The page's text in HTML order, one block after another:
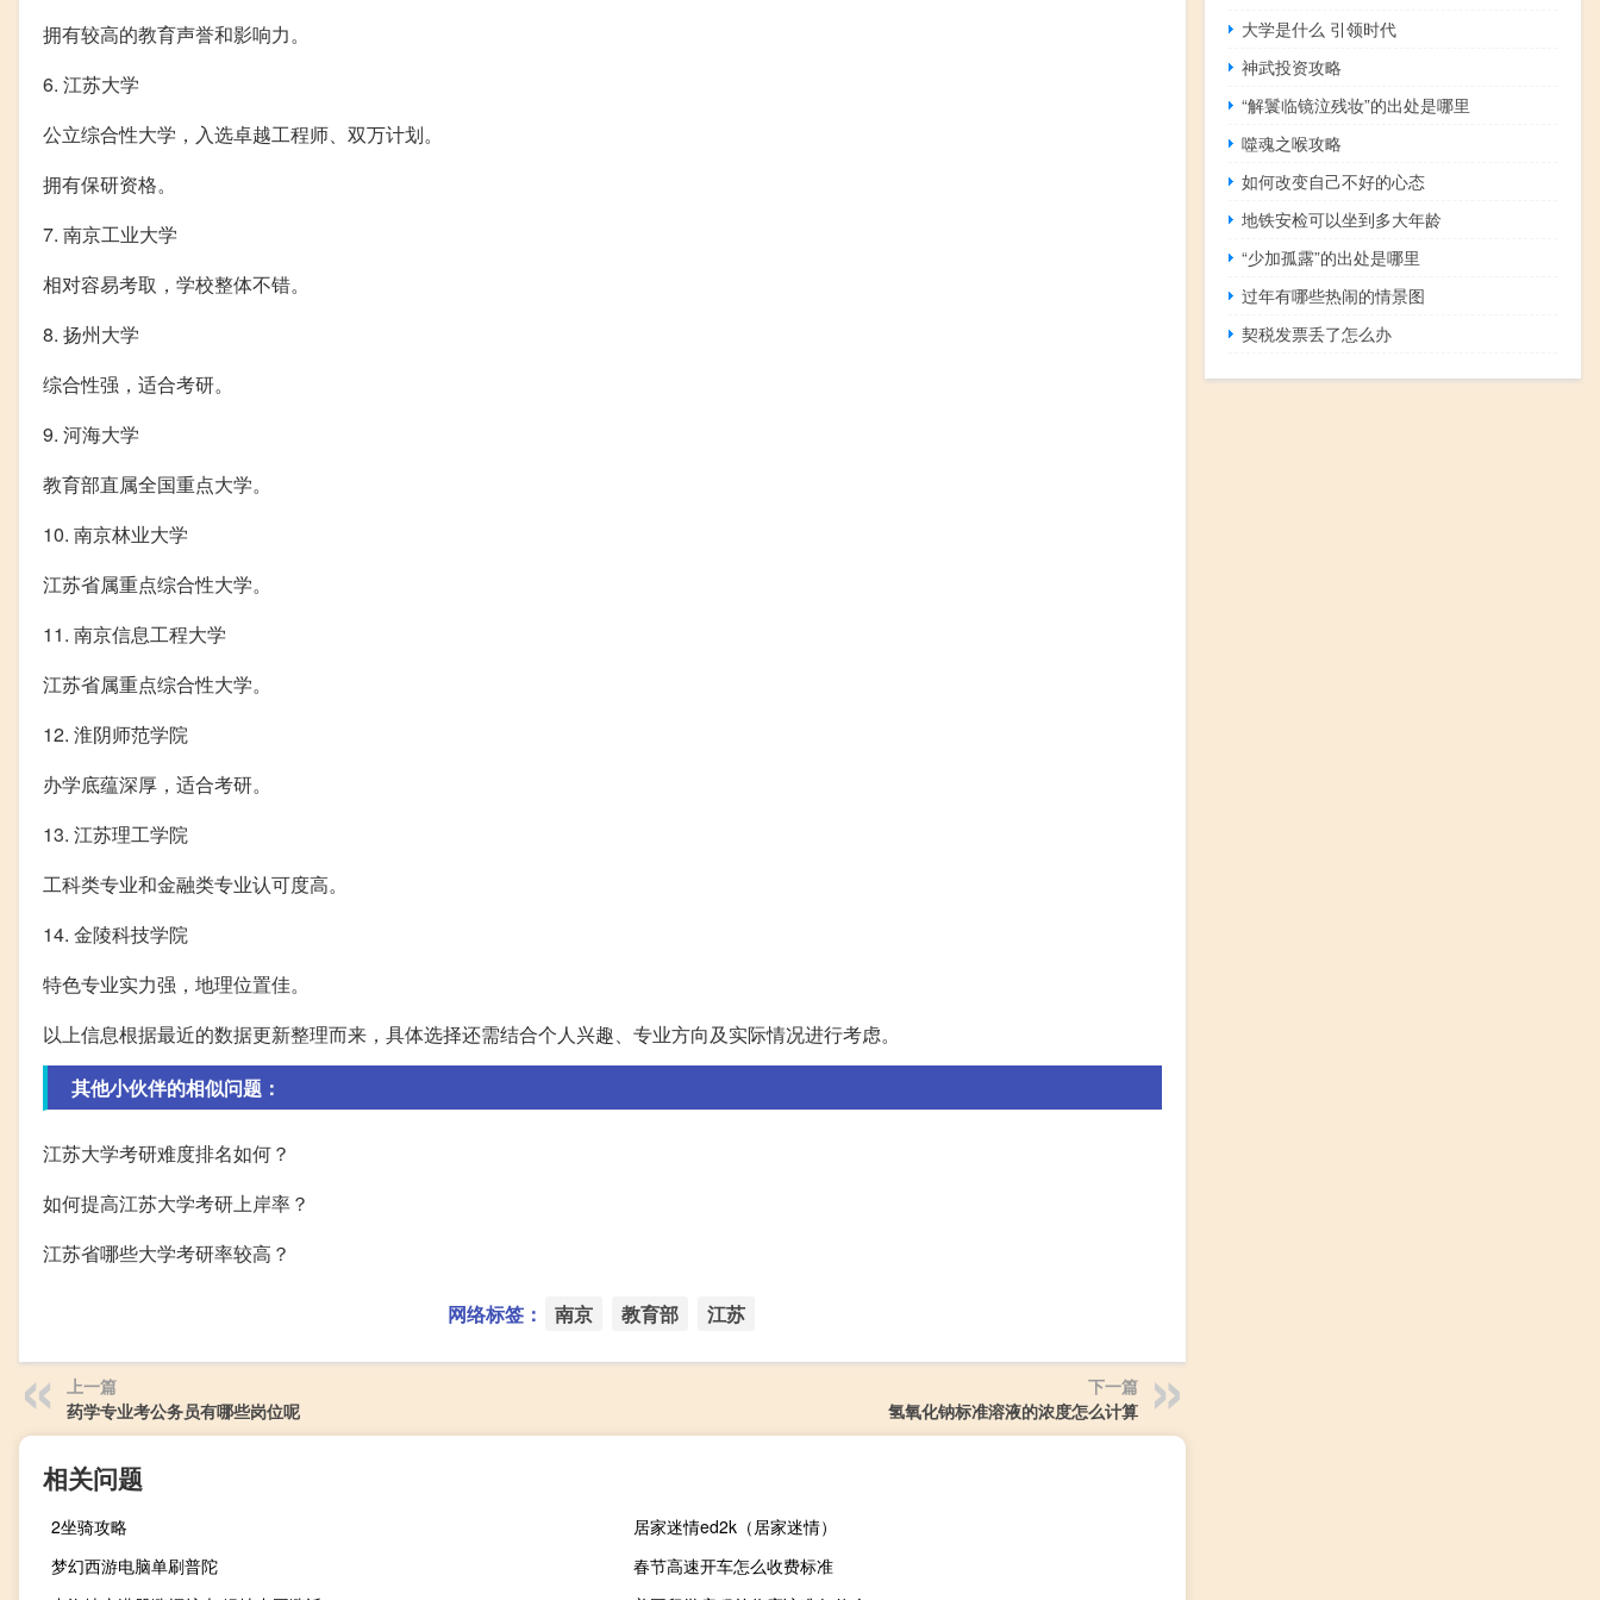
拥有较高的教育声誉和影响力。
6. 江苏大学
公立综合性大学，入选卓越工程师、双万计划。
拥有保研资格。
7. 南京工业大学
相对容易考取，学校整体不错。
8. 扬州大学
综合性强，适合考研。
9. 河海大学
教育部直属全国重点大学。
10. 南京林业大学
江苏省属重点综合性大学。
11. 南京信息工程大学
江苏省属重点综合性大学。
12. 淮阴师范学院
办学底蕴深厚，适合考研。
13. 江苏理工学院
工科类专业和金融类专业认可度高。
14. 金陵科技学院
特色专业实力强，地理位置佳。
以上信息根据最近的数据更新整理而来，具体选择还需结合个人兴趣、专业方向及实际情况进行考虑。
其他小伙伴的相似问题：
江苏大学考研难度排名如何？
如何提高江苏大学考研上岸率？
江苏省哪些大学考研率较高？
网络标签： 南京 教育部 江苏
上一篇
药学专业考公务员有哪些岗位呢
下一篇
氢氧化钠标准溶液的浓度怎么计算
相关问题
2坐骑攻略
居家迷情ed2k（居家迷情）
梦幻西游电脑单刷普陀
春节高速开车怎么收费标准
大学是什么 引领时代
神武投资攻略
“解鬟临镜泣残妆”的出处是哪里
噬魂之喉攻略
如何改变自己不好的心态
地铁安检可以坐到多大年龄
“少加孤露”的出处是哪里
过年有哪些热闹的情景图
契税发票丢了怎么办